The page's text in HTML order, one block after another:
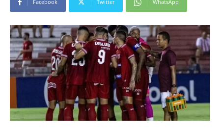
Facebook Twitter WhatsApp